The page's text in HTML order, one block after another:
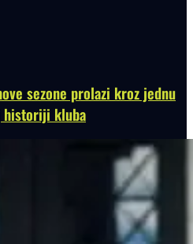
sezone prolazi kroz jednu
historiji kluba